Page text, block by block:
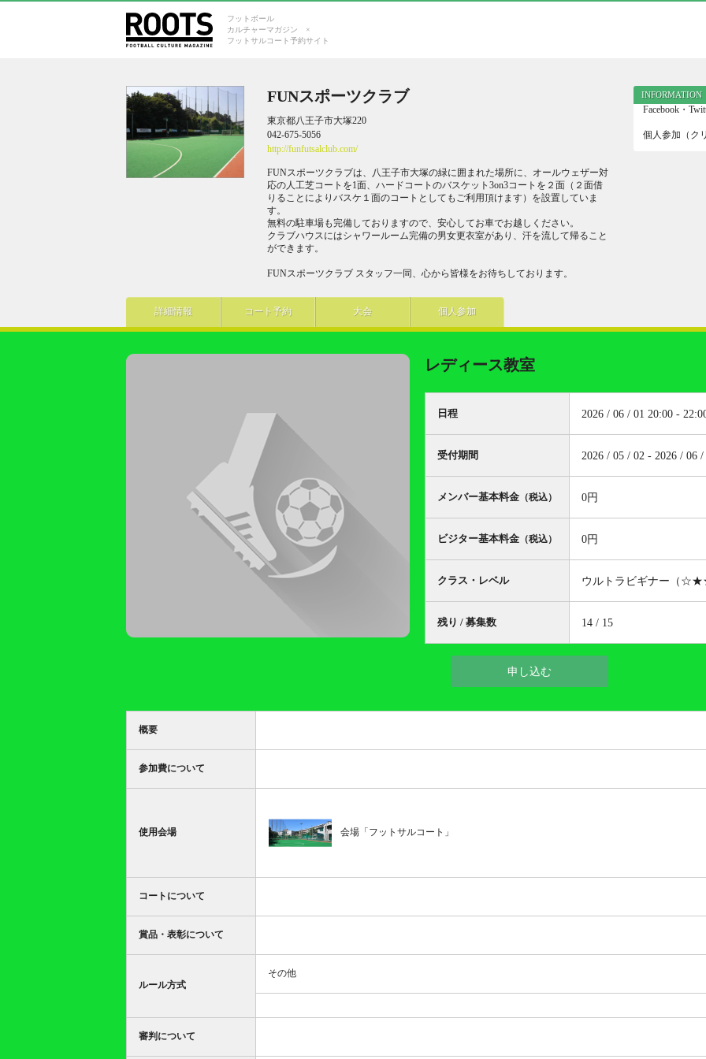
フットボール
カルチャーマガジン ×
フットサルコート予約サイト
FUNスポーツクラブ
東京都八王子市大塚220
042-675-5056
http://funfutsalclub.com/
FUNスポーツクラブは、八王子市大塚の緑に囲まれた場所に、オールウェザー対
応の人工芝コートを1面、ハードコートのバスケット3on3コートを２面（２面借
りることによりバスケ１面のコートとしてもご利用頂けます）を設置していま
す。
無料の駐車場も完備しておりますので、安心してお車でお越しください。
クラブハウスにはシャワールーム完備の男女更衣室があり、汗を流して帰ること
ができます。
FUNスポーツクラブ スタッフ一同、心から皆様をお待ちしております。
INFORMATION
Facebook・
個人参加（ク
詳細情報 コート予約 大会 個人参加
レディース教室
日程 2026 / 06 / 01 20:00 -
受付期間 2026 / 05 / 02 - 2026 / 06 /
メンバー基本料金（税込） 0円
ビジター基本料金（税込） 0円
クラス・レベル ウルトラビギナー（
残り / 募集数 14 / 15
申し込む
概要
参加費について
使用会場 会場「フットサルコート」
コートについて
賞品・表彰について
ルール方式
その他
審判について